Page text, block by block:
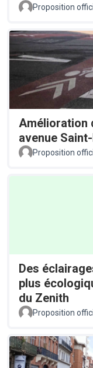
Proposition
Amélioration
avenue
Proposition
Des
plus
du Zenith
Proposition